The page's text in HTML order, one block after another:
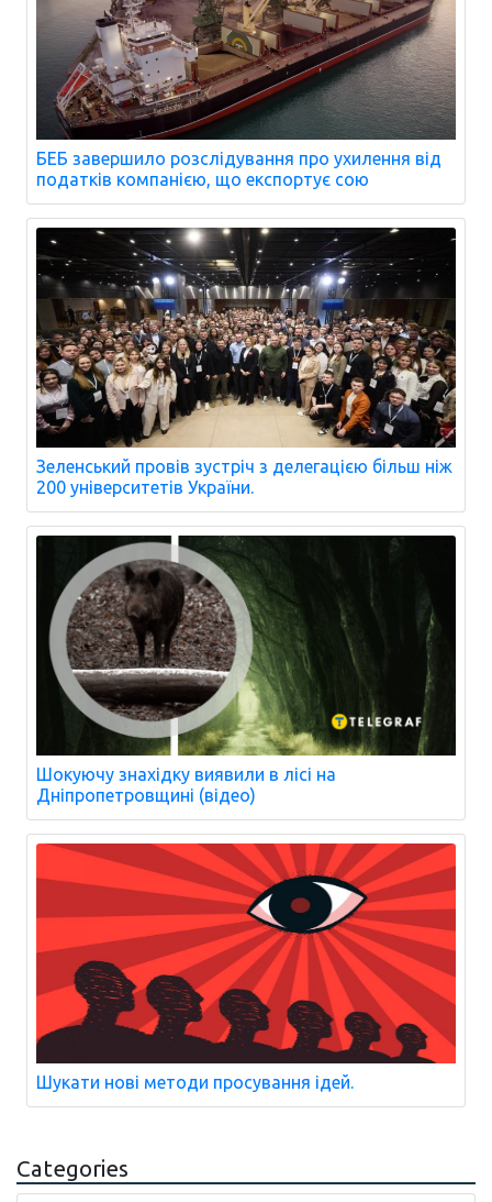
БЕБ завершило розслідування про ухилення від
податків компанією, що експортує сою
Зеленський провів зустріч з делегацією більш ніж
200 університетів України.
Шокуючу знахідку виявили в лісі на
Дніпропетровщині (відео)
Шукати нові методи просування ідей.
Categories